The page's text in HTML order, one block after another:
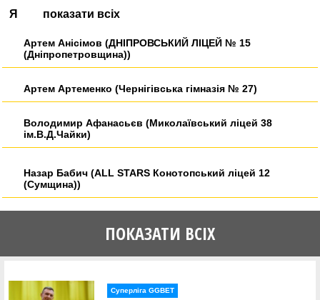
Я показати всіх
Артем Анісімов (ДНІПРОВСЬКИЙ ЛІЦЕЙ № 15
(Дніпропетровщина))
Артем Артеменко (Чернігівська гімназія № 27)
Володимир Афанасьєв (Миколаївський ліцей 38
ім.В.Д.Чайки)
Назар Бабич (ALL STARS Конотопський ліцей 12
(Сумщина))
(Тернопільщина))ПОКАЗАТИ ВСІХ
Суперліга GGBET